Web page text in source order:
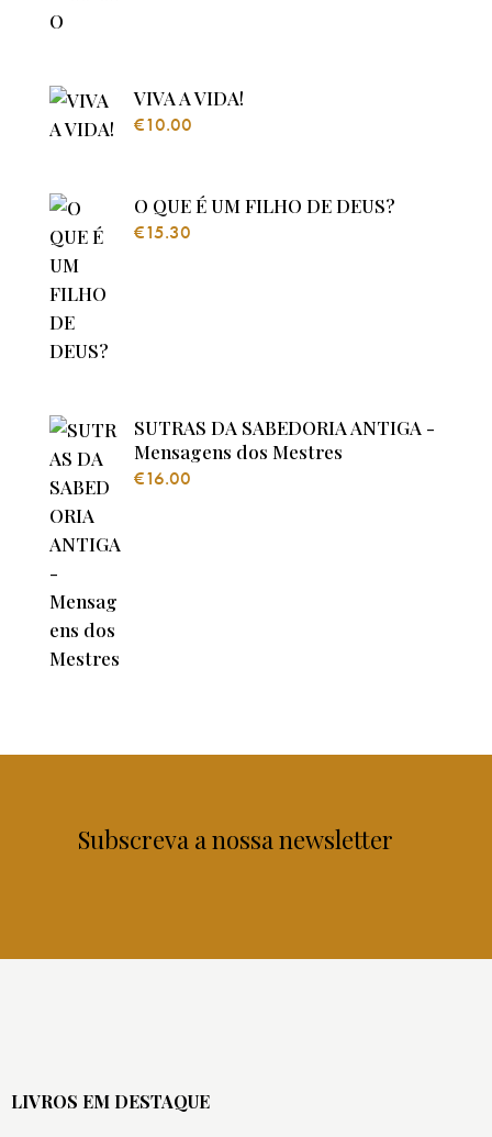
VIVA A VIDA!
€10.00
O QUE É UM FILHO DE DEUS?
€15.30
SUTRAS DA SABEDORIA ANTIGA -
Mensagens dos Mestres
€16.00
Subscreva a nossa newsletter
LIVROS EM DESTAQUE